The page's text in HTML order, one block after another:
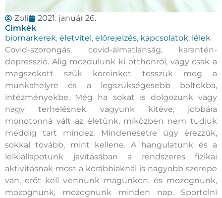
Zoli
2021. január 26.
Címkék
biomarkerek, életvitel , előrejelzés, kapcsolatok, lélek
Covid-szorongás, covid-álmatlanság, karantén-
depresszió. Alig mozdulunk ki otthonról, vagy csak a
megszokott szűk köreinket tesszük meg a
munkahelyre és a legszükségesebb boltokba,
intézményekbe. Még ha sokat is dolgozunk vagy
nagy terhelésnek vagyunk kitéve, jobbára
monotonná vált az életünk, miközben nem tudjuk
meddig tart mindez. Mindenesetre úgy érezzük,
sokkal tovább, mint kellene. A hangulatunk és a
lelkiállapotunk javításában a rendszeres fizikai
aktivitásnak most a korábbiaknál is nagyobb szerepe
van, erőt kell vennünk magunkon, és mozognunk,
mozognunk, mozognunk minden nap. Sportolni